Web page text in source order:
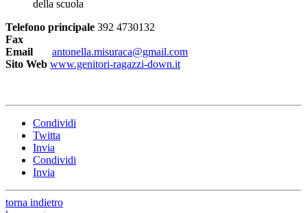
della scuola
Telefono principale 392 4730132
Fax
Email
antonella.misuraca@gmail.com
Sito Web www.genitori-ragazzi-down.it
Condividi
Twitta
Invia
Condividi
Invia
torna indietro